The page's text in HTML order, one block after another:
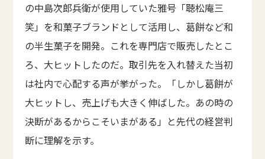
の中島次郎兵衛が使用していた雅号「聴松庵三
笑」を和菓子ブランドとして活用し、葛餅など和
の半生菓子を開発。これを専門店で販売したとこ
ろ、大ヒットしたのだ。取引先を入れ替えた当初
は社内で心配する声が挙がった。「しかし葛餅が
大ヒットし、売上げも大きく伸ばした。あの時の
決断があるからこそいまがある」と先代の経営判
断に理解を示す。